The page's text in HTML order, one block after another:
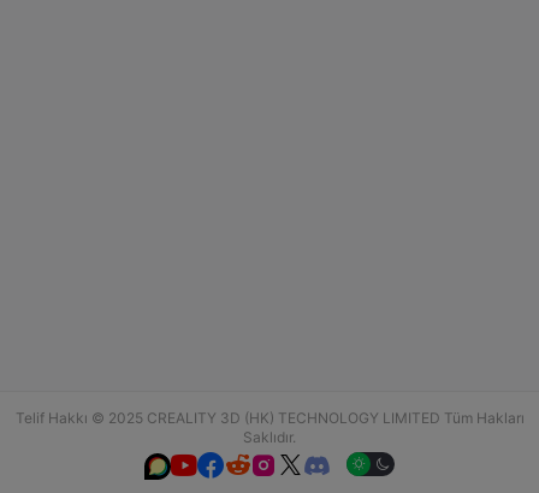
Telif Hakkı © 2025 CREALITY 3D (HK) TECHNOLOGY LIMITED Tüm Hakları
Saklıdır.
  